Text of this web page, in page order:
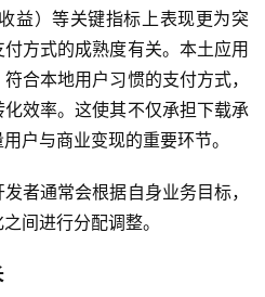
益）等关键指标上表现更为突
方式的成熟度有关。本土应用
合本地用户习惯的支付方式，
效率。这使其不仅承担下载承
户与商业变现的重要环节。
者通常会根据自身业务目标，
间进行分配调整。